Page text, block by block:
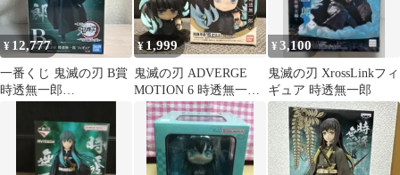
¥ 12,777
一番くじ 鬼滅の刃 B賞
時透無一郎
¥ 1,999
鬼滅の刃 ADVERGE
MOTION 6 時透無一郎
フィギュア
¥3,100
鬼滅の刃 XrossLinkフィ
ギュア 時透無一郎